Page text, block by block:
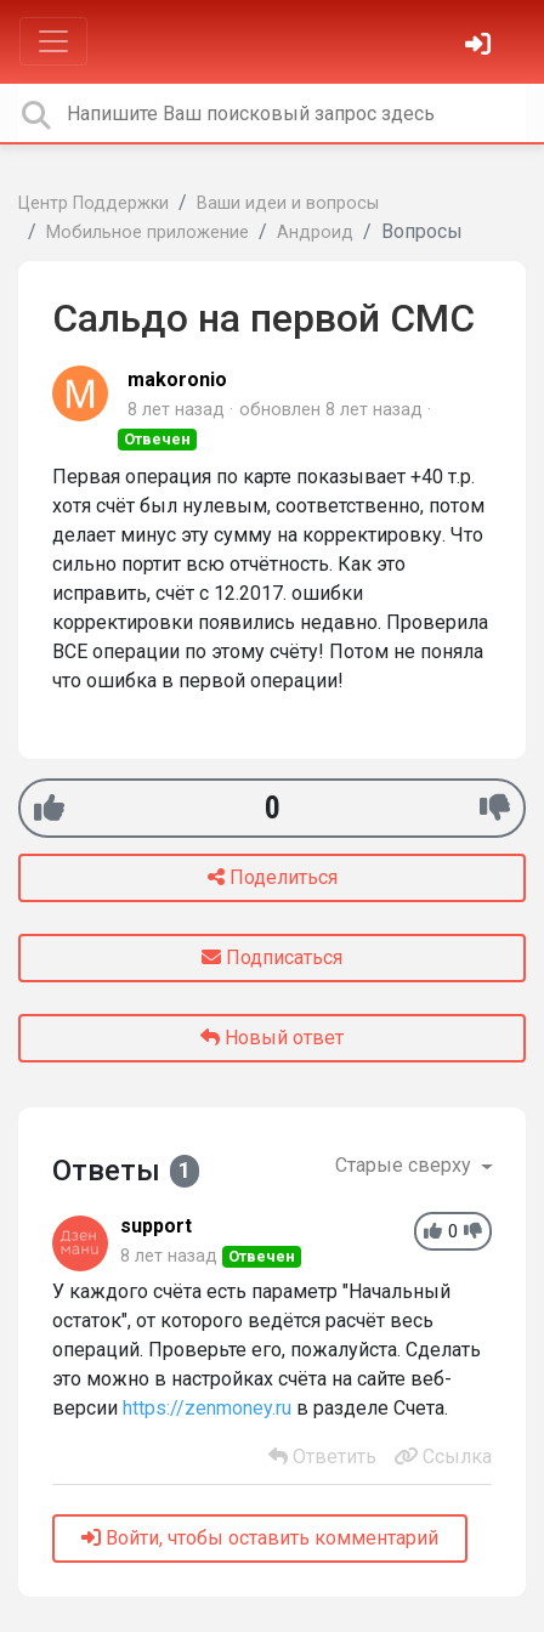
Центр Поддержки
Ваши идеи и вопросы
Мобильное приложение
Андроид Вопросы
Сальдо на первой СМС
makoronio
8 лет назад обновлен 8 лет назад
Отвечен
Первая операция по карте показывает +40 т.р.
хотя счёт был нулевым, соответственно, потом
делает минус эту сумму на корректировку. Что
сильно портит всю отчётность. Как это
исправить, счёт с 12.2017. ошибки
корректировки появились недавно. Проверила
ВСЕ операции по этому счёту! Потом не поняла
что ошибка в первой операции!
0
Поделиться
Подписаться
Новый ответ
Ответы 1 Старые сверху
0
support
8 лет назад Отвечен
У каждого счёта есть параметр "Начальный
остаток", от которого ведётся расчёт весь
операций. Проверьте его, пожалуйста. Сделать
это можно в настройках счёта на сайте веб-
версии https://zenmoney.ru в разделе Счета.
Ответить Ссылка
Войти, чтобы оставить комментарий